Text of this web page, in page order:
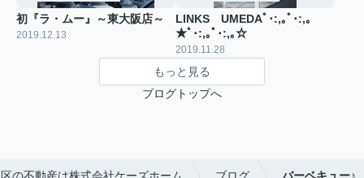
初『ラ・ムー』～東大阪店～
2019.12.13
LINKS UMEDAﾟ･:,｡ﾟ･:,｡
★ﾟ･:,｡ﾟ･:,｡☆
2019.11.28
もっと見る
ブログトップへ
の不動産は株式会社ケーズホーム ブログ バーベキュー♪